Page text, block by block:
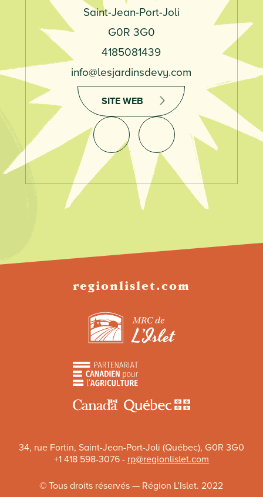
MunicipalitéSaint-Jean-Port-Joli
Code
postal
G0R 3G0
Téléphone 4185081439
Courrielinfo@lesjardinsdevy.com
SITE WEB
regionlislet.com
34, rue Fortin, Saint-Jean-Port-Joli (Québec), G0R 3G0
+1 418 598-3076 - rp@regionlislet.com
© Tous droits réservés — Région L’Islet. 2022